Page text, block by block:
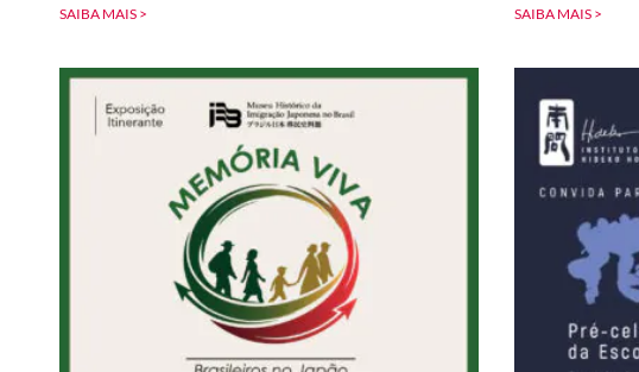
SAIBA MAIS > SAIBA MAIS >